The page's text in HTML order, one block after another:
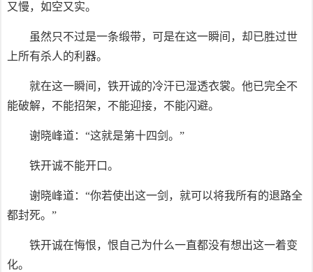
又慢，如空又实。
虽然只不过是一条缎带，可是在这一瞬间，却已胜过世
上所有杀人的利器。
就在这一瞬间，铁开诚的冷汗已湿透衣裳。他已完全不
能破解，不能招架，不能迎接，不能闪避。
谢晓峰道：“这就是第十四剑。”
铁开诚不能开口。
谢晓峰道：“你若使出这一剑，就可以将我所有的退路全
都封死。”
铁开诚在悔恨，恨自己为什么一直都没有想出这一着变
化。